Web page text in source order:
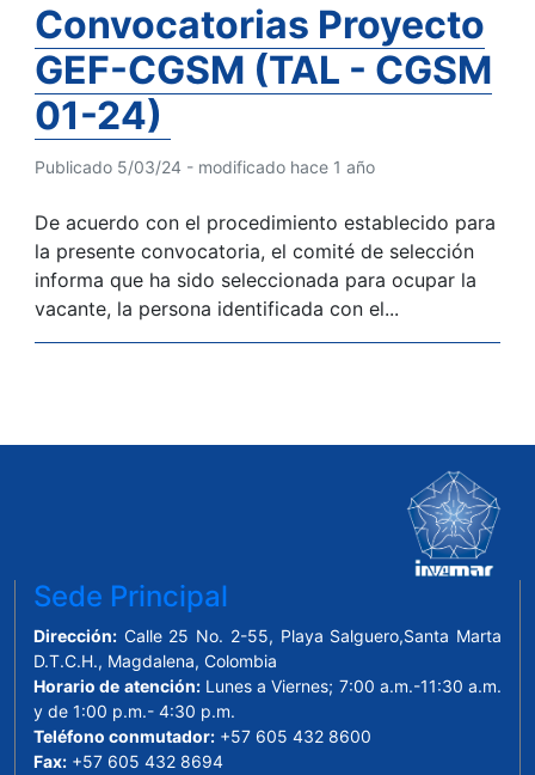
Convocatorias Proyecto
GEF-CGSM (TAL - CGSM
01-24)
Publicado 5/03/24 - modificado hace 1 año
De acuerdo con el procedimiento establecido para
la presente convocatoria, el comité de selección
informa que ha sido seleccionada para ocupar la
vacante, la persona identificada con el...
Sede Principal
Dirección: Calle 25 No. 2-55, Playa Salguero,Santa Marta
D.T.C.H., Magdalena, Colombia
Horario de atención:Lunes a Viernes; 7:00 a.m.-11:30 a.m.
y de 1:00 p.m.- 4:30 p.m.
Teléfono conmutador: +57 605 432 8600
Fax: +57 605 432 8694